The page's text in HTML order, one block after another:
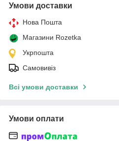
Умови доставки
Нова Пошта
Магазини Rozetka
Укрпошта
Самовивіз
Всі умови доставки
Умови оплати